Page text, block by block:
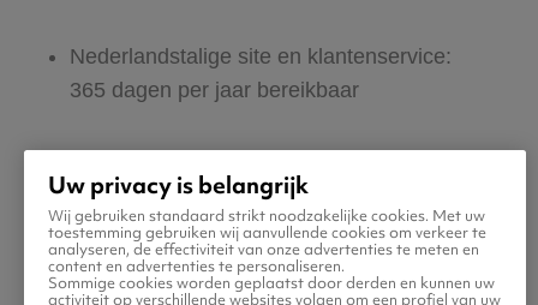
Nederlandstalige site en klantenservice:
365 dagen per jaar bereikbaar
Boek ook direct een hotel of huurauto voor
in Amsterdam
Uw privacy is belangrijk
Wij gebruiken standaard strikt noodzakelijke cookies. Met uw
toestemming gebruiken wij aanvullende cookies om verkeer te
analyseren, de effectiviteit van onze advertenties te meten en
content en advertenties te personaliseren.
Sommige cookies worden geplaatst door derden en kunnen uw
activiteit op verschillende websites volgen om een profiel van uw